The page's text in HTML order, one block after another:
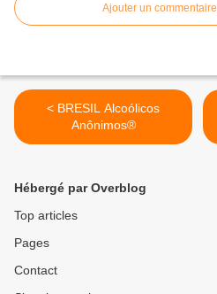
Ajouter un commentaire
< BRESIL Alcoólicos
Anônimos®
Hébergé par Overblog
Top articles
Pages
Contact